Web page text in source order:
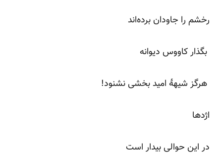
رخشم را جاودان برده‌اند
بگذار کاووس دیوانه
هرگز شیهۀ امید بخشی نشنود!
اژدها
در این حوالی بیدار است